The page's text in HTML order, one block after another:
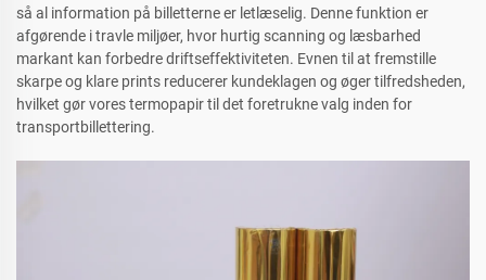
så al information på billetterne er letlæselig. Denne funktion er
afgørende i travle miljøer, hvor hurtig scanning og læsbarhed
markant kan forbedre driftseffektiviteten. Evnen til at fremstille
skarpe og klare prints reducerer kundeklagen og øger tilfredsheden,
hvilket gør vores termopapir til det foretrukne valg inden for
transportbillettering.